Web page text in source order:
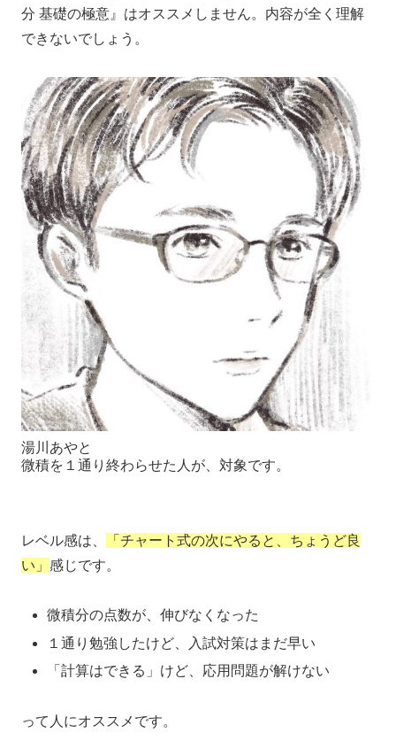
分 基礎の極意』はオススメしません。内容が全く理解
できないでしょう。
湯川あやと
微積を１通り終わらせた人が、対象です。
レベル感は、
「チャート式の次にやると、ちょうど良
い」 感じです。
微積分の点数が、伸びなくなった
１通り勉強したけど、入試対策はまだ早い
「計算はできる」けど、応用問題が解けない
って人にオススメです。